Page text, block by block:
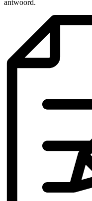
antwoord.